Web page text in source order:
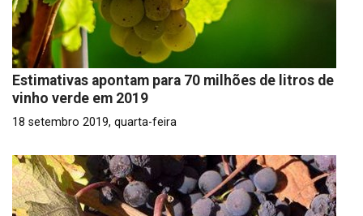
Estimativas apontam para 70 milhões de litros de
vinho verde em 2019
18 setembro 2019, quarta-feira